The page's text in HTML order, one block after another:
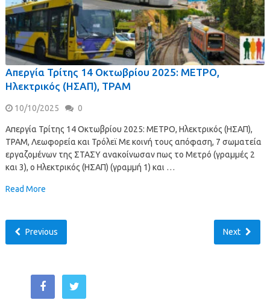
Απεργία Τρίτης 14 Οκτωβρίου 2025: ΜΕΤΡΟ,
Ηλεκτρικός (ΗΣΑΠ), ΤΡΑΜ
10/10/2025 0
Απεργία Τρίτης 14 Οκτωβρίου 2025: ΜΕΤΡΟ, Ηλεκτρικός (ΗΣΑΠ),
ΤΡΑΜ, Λεωφορεία και Τρόλεϊ Με κοινή τους απόφαση, 7 σωματεία
εργαζομένων της ΣΤΑΣΥ ανακοίνωσαν πως το Μετρό (γραμμές 2
και 3), ο Ηλεκτρικός (ΗΣΑΠ) (γραμμή 1) και …
Read More
Previous Next